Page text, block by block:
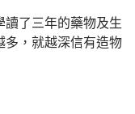
了三年的藥物及生
，就越深信有造物